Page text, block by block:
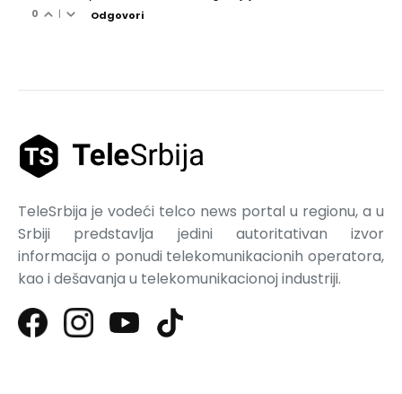
0 | Odgovori
TeleSrbija je vodeći telco news portal u regionu, a u
Srbiji predstavlja jedini autoritativan izvor
informacija o ponudi telekomunikacionih operatora,
kao i dešavanja u telekomunikacionoj industriji.